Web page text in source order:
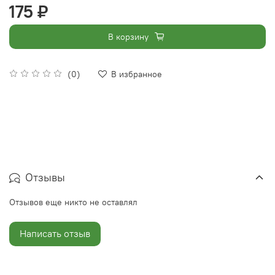
(0) В избранное
175 ₽
В корзину
Отзывы
Отзывов еще никто не оставлял
Написать отзыв